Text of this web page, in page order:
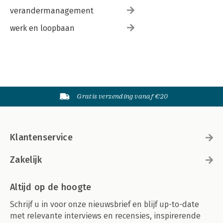
verandermanagement
werk en loopbaan
Gratis verzending vanaf €20
Klantenservice
Zakelijk
Altijd op de hoogte
Schrijf u in voor onze nieuwsbrief en blijf up-to-date
met relevante interviews en recensies, inspirerende